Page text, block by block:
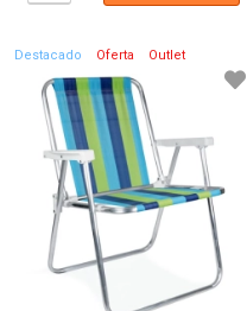
Destacado Oferta Outlet